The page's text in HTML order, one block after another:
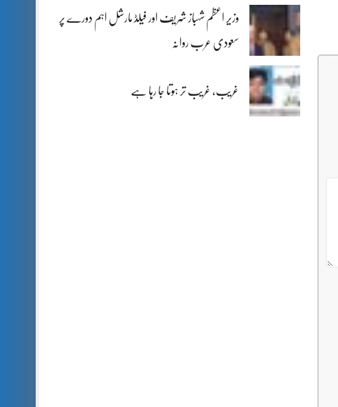
وزیر اعظم شہباز شریف اور فیلڈ مارشل اہم دورے پر
سعودی عرب روانہ
غریب، غریب تر ہوتا جا رہا ہے